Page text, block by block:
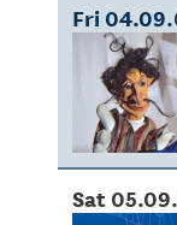
Fri 04.09.
Sat 05.09.